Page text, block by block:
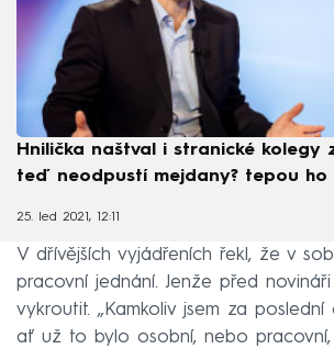
Hnilička naštval i stranické kolegy
teď neodpustí mejdany? tepou ho
25. led 2021, 12:11
V dřívějších vyjádřeních řekl, že v
pracovní jednání. Jenže před
vykroutit. „Kamkoliv jsem za
ať už to bylo osobní, nebo